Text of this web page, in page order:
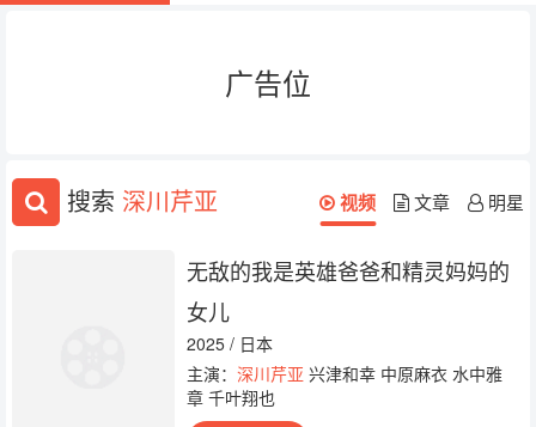
广告位
搜索 深川芹亚 视频 文章 明星
无敌的我是英雄爸爸和精灵妈妈的
女儿
2025 / 日本
主演： 深川芹亚 兴津和幸 中原麻衣 水中雅
章 千叶翔也